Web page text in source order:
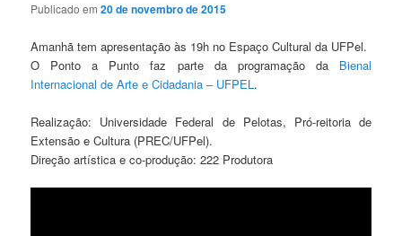
Publicado em20 de novembro de 2015
Amanhã tem apresentação às 19h no Espaço Cultural da UFPel.
O Ponto a Punto faz parte da programação da Bienal
Internacional de Arte e Cidadania – UFPEL .
Realização: Universidade Federal de Pelotas, Pró-reitoria de
Extensão e Cultura (PREC/UFPel).
Direção artística e co-produção: 222 Produtora